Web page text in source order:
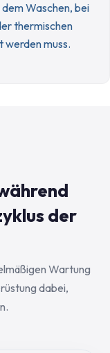
Waschen, bei
thermischen
werden muss.
der
Wartung
dabei,